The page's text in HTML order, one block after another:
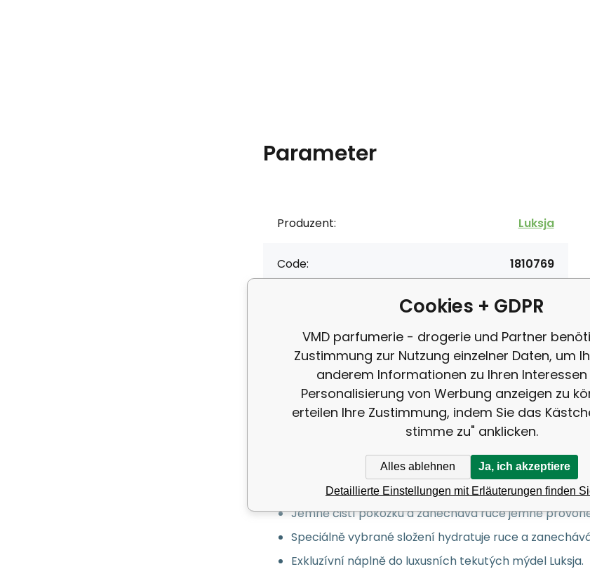
Parameter
Produzent: Luksja
Code: 1810769
5900998007287
Výrobce: PZ Cussons (UK) Ltd.
BeschreibungLuksja Essence
Flüssigseife nachfüllen 400 ml
Jemně čistí pokožku a zanechává ruce jemně
Speciálně vybrané složení hydratuje ruce a
Exkluzívní náplně do luxusních tekutých mýdel Luksja.
Cookies + GDPR
VMD parfumerie - drogerie und Partner
Zustimmung zur Nutzung einzelner Daten, um
anderem Informationen zu Ihren
Personalisierung von Werbung anzeigen zu
erteilen Ihre Zustimmung, indem Sie das
stimme zu" anklicken.
Alles ablehnen Ja, ich akzeptiere
Detaillierte Einstellungen mit Erläuterungen finden